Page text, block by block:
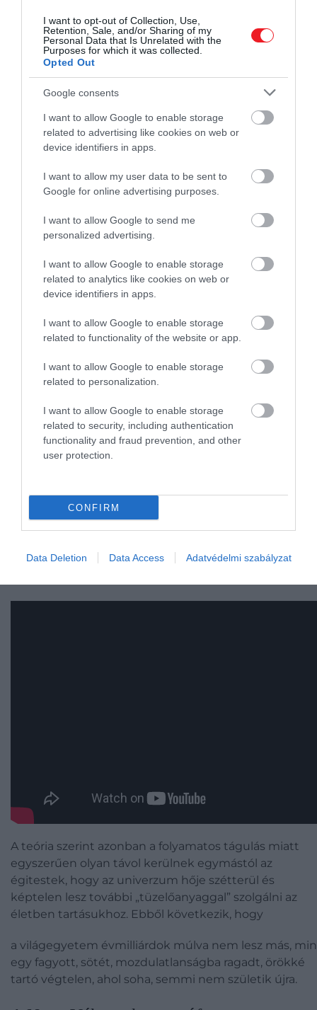
I want to opt-out of Collection, Use,
Retention, Sale, and/or Sharing of my
Personal Data that Is Unrelated with the
Purposes for which it was collected.
Opted Out
Google consents
I want to allow Google to enable storage
related to advertising like cookies on web or
device identifiers in apps.
I want to allow my user data to be sent to
Google for online advertising purposes.
I want to allow Google to send me
personalized advertising.
I want to allow Google to enable storage
related to analytics like cookies on web or
device identifiers in apps.
I want to allow Google to enable storage
related to functionality of the website or app.
I want to allow Google to enable storage
related to personalization.
I want to allow Google to enable storage
related to security, including authentication
functionality and fraud prevention, and other
user protection.
CONFIRM
Data Deletion Data Access Adatvédelmi szabályzat
Az univerzum egyik lehetséges vége az lesz, hogy
minden, amit ismerünk megfagy
Csakhogy, a Nagy Szakadással ellentétben, itt nem
szétszakad a világmindenség szövete, hanem
egyszerűen megfagy.
Ezt is olvasd el!
Stadionméretű aszteroida húzott el
a Föld mellett november végén
A feltételezés megértéséhez fontos tudni, hogy az
univerzum alkotóelemeinek működéséhezalapvető
a csillagokat, a bolygókat, de még az atomok apró
A teória szerint azonban a folyamatos tágulás miatt
egyszerűen olyan távol kerülnek egymástól az
égitestek, hogy az univerzum hője szétterül és
képtelen lesz további „tüzelőanyaggal” szolgálni az
életben tartásukhoz. Ebből következik, hogy
a világegyetem évmilliárdok múlva nem lesz más,
egy fagyott, sötét, mozdulatlanságba ragadt, örökké
tartó végtelen, ahol soha, semmi nem születik újra.